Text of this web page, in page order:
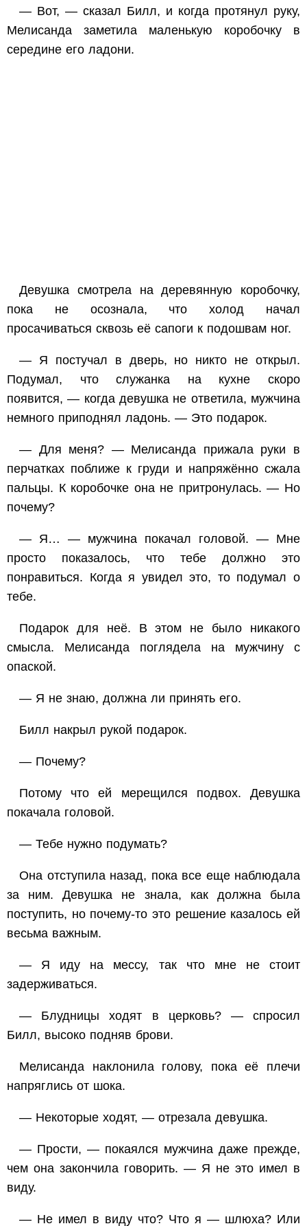
— Вот, — сказал Билл, и когда протянул руку,
Мелисанда заметила маленькую коробочку в
середине его ладони.
Девушка смотрела на деревянную коробочку,
пока не осознала, что холод начал
просачиваться сквозь её сапоги к подошвам ног.
— Я постучал в дверь, но никто не открыл.
Подумал, что служанка на кухне скоро
появится, — когда девушка не ответила, мужчина
немного приподнял ладонь. — Это подарок.
— Для меня? — Мелисанда прижала руки в
перчатках поближе к груди и напряжённо сжала
пальцы. К коробочке она не притронулась. — Но
почему?
— Я… — мужчина покачал головой. — Мне
просто показалось, что тебе должно это
понравиться. Когда я увидел это, то подумал о
тебе.
Подарок для неё. В этом не было никакого
смысла. Мелисанда поглядела на мужчину с
опаской.
— Я не знаю, должна ли принять его.
Билл накрыл рукой подарок.
— Почему?
Потому что ей мерещился подвох. Девушка
покачала головой.
— Тебе нужно подумать?
Она отступила назад, пока все еще наблюдала
за ним. Девушка не знала, как должна была
поступить, но почему-то это решение казалось ей
весьма важным.
— Я иду на мессу, так что мне не стоит
задерживаться.
— Блудницы ходят в церковь? — спросил
Билл, высоко подняв брови.
Мелисанда наклонила голову, пока её плечи
напряглись от шока.
— Некоторые ходят, — отрезала девушка.
— Прости, — покаялся мужчина даже прежде,
чем она закончила говорить. — Я не это имел в
виду.
— Не имел в виду что? Что я — шлюха? Или